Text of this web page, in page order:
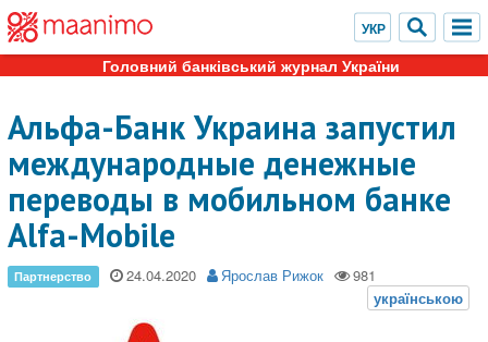
Головний банківський журнал України
Альфа-Банк Украина запустил
международные денежные
переводы в мобильном банке
Alfa-Mobile
24.04.2020 Ярослав Рижок